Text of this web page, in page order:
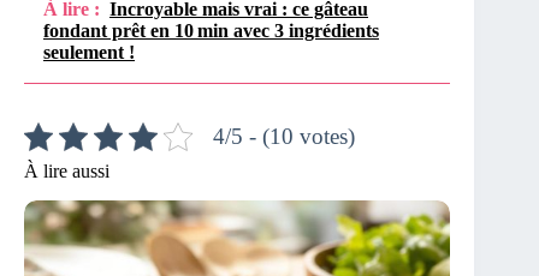
À lire : Incroyable mais vrai : ce gâteau
fondant prêt en 10 min avec 3 ingrédients
seulement !
4/5 - (10 votes)
À lire aussi